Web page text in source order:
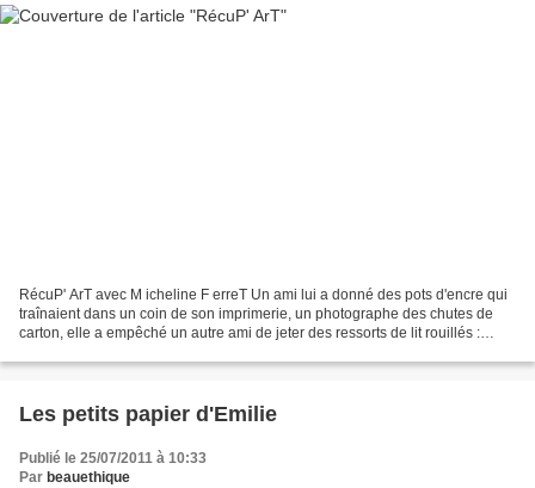
RécuP' ArT avec M icheline F erreT Un ami lui a donné des pots d'encre qui
traînaient dans un coin de son imprimerie, un photographe des chutes de
carton, elle a empêché un autre ami de jeter des ressorts de lit rouillés :
Les petits papier d'Emilie
Publié le 25/07/2011 à 10:33
Par beauethique